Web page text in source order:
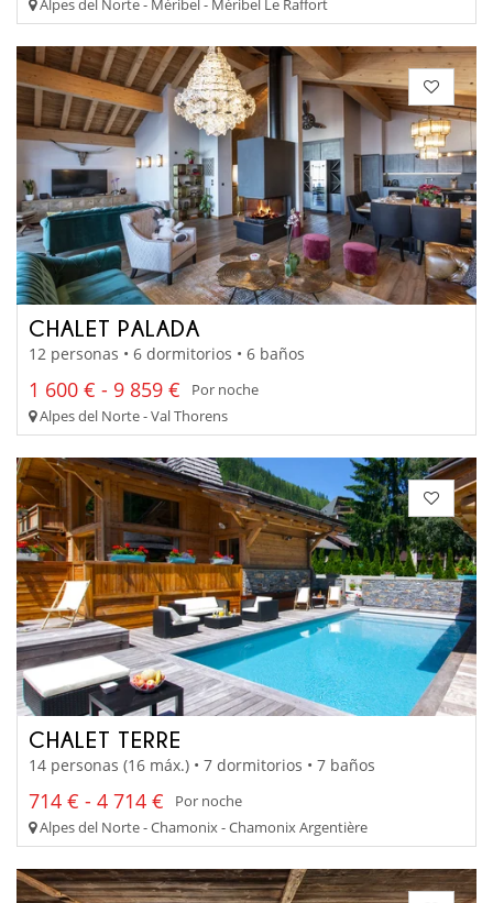
Alpes del Norte - Méribel - Méribel Le Raffort
CHALET PALADA
12 personas • 6 dormitorios • 6 baños
1 600 € - 9 859 €
Por noche
Alpes del Norte - Val Thorens
CHALET TERRE
14 personas (16 máx.) • 7 dormitorios • 7 baños
714 € - 4 714 €
Por noche
Alpes del Norte - Chamonix - Chamonix Argentière